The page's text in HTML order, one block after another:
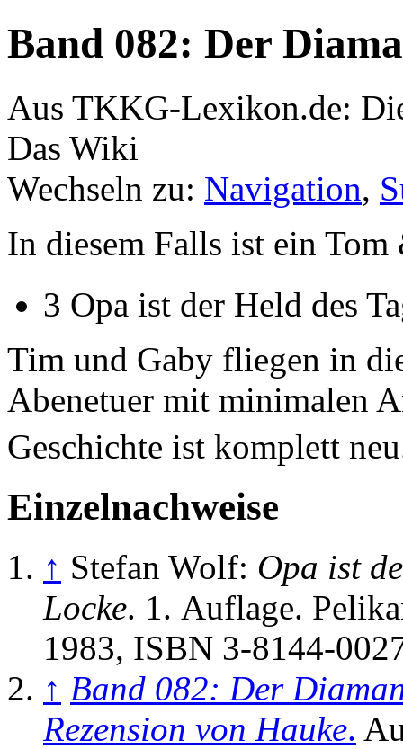
Band 082: Der
Aus TKKG-Lexikon.de:
Das Wiki
Wechseln zu: Navigation,
In diesem Falls ist ein
3 Opa ist der Held des
Tim und Gaby fliegen in
Abenetuer mit minimalen
Geschichte ist komplett
Einzelnachweise
↑ Stefan Wolf: Opa ist
Locke. 1. Auflage.
1983, ISBN 3-8144-
↑ Band 082: Der
Rezension von Hauke.